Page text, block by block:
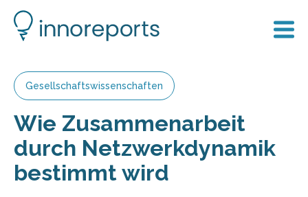
Gesellschaftswissenschaften
Wie Zusammenarbeit
durch Netzwerkdynamik
bestimmt wird